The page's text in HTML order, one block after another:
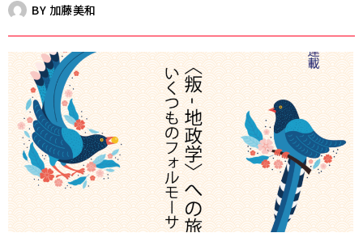
BY 加藤美和